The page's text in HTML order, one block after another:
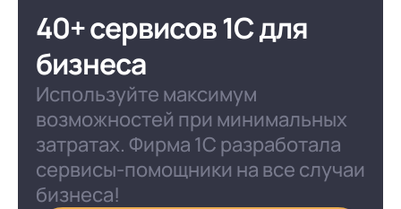
40+ сервисов 1С для
бизнеса
Используйте максимум
возможностей при минимальных
затратах. Фирма 1С разработала
сервисы-помощники на все случаи
бизнеса!